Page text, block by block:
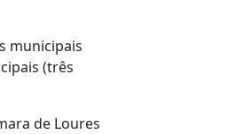
municipais
(três
de Loures